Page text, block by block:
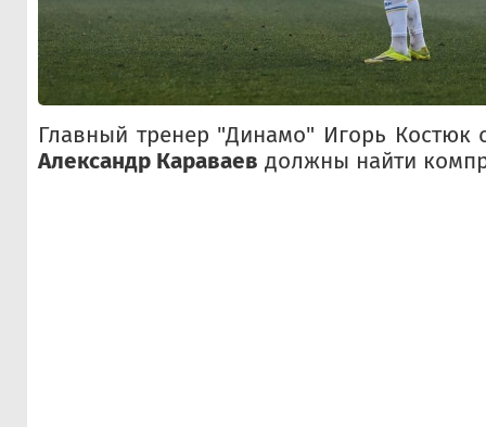
Главный тренер "Динамо" Игорь Костюк
Александр Караваев должны найти